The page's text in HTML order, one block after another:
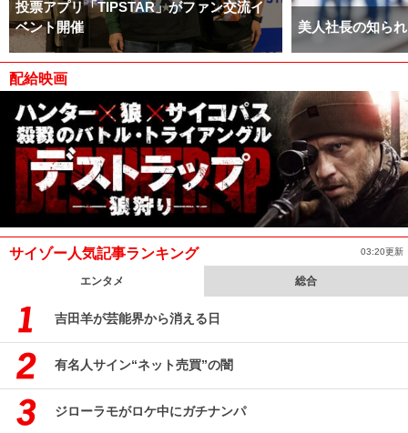
投票アプリ「TIPSTAR」がファン交流イ
ベント開催
美人社長の知ら
配給映画
サイゾー人気記事ランキング 03:20更新
エンタメ 総合
吉田羊が芸能界から消える日
有名人サイン“ネット売買”の闇
ジローラモがロケ中にガチナンパ